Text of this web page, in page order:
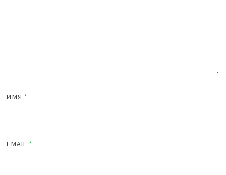
ИМЯ *
EMAIL *